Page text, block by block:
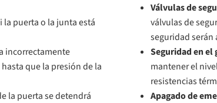
la puerta o la junta está
incorrectamente
que la presión de la
la puerta se detendrá
Válvulas de
válvulas de
seguridad serán
Seguridad en
mantener el
resistencias
Apagado de